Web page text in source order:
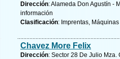
Dirección: Alameda Don Agustín -
información
Clasificación: Imprentas,
Chavez More Felix
Dirección: Sector 28 De Julio Mza.